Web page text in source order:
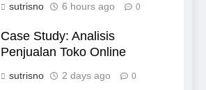
sutrisno 6 hours ago 0
Case Study: Analisis
Penjualan Toko Online
sutrisno 2 days ago 0